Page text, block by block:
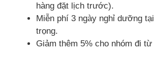
hàng đặt lịch trước).
Miễn phí 3 ngày nghỉ dưỡng
trọng.
Giảm thêm 5% cho nhóm đi